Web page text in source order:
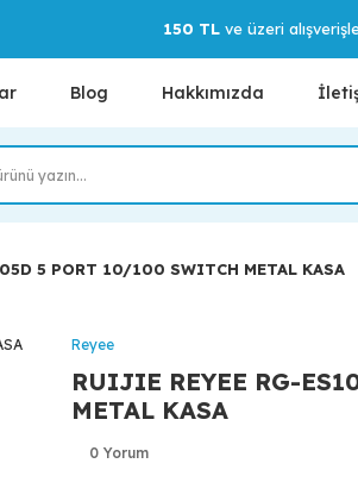
150 TLve üzeri
Blog Hakkımızda
5 PORT 10/100 SWITCH METAL KASA
Reyee
RUIJIE REYEE RG-
METAL KASA
0 Yorum